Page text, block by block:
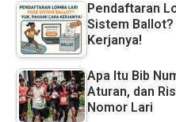
Pendaftaran
Sistem Ballot?
Kerjanya!
Apa Itu Bib
Aturan, dan
Nomor Lari